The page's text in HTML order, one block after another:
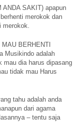
ANDA SAKIT) apapun
merokok dan
merokok.
BERHENTI
Musikindo adalah
mau dia harus dipasang
tidak mau Harus
tahu adalah anda
dari agama
– tentu saja